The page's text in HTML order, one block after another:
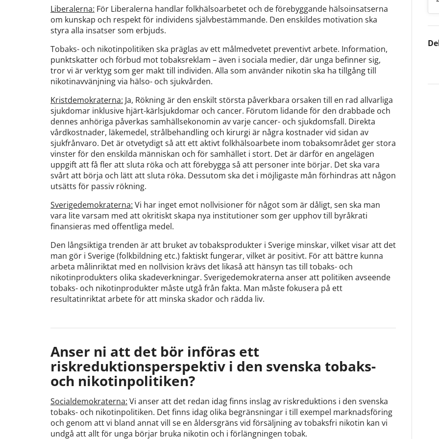
Liberalerna: För Liberalerna handlar folkhälsoarbetet och de förebyggande hälsoinsatserna
om kunskap och respekt för individens självbestämmande. Den enskildes motivation ska
styra alla insatser som erbjuds.
Tobaks- och nikotinpolitiken ska präglas av ett målmedvetet preventivt arbete. Information,
punktskatter och förbud mot tobaksreklam – även i sociala medier, där unga befinner sig,
tror vi är verktyg som ger makt till individen. Alla som använder nikotin ska ha tillgång till
nikotinavvänjning via hälso- och sjukvården.
Kristdemokraterna: Ja, Rökning är den enskilt största påverkbara orsaken till en rad allvarliga
sjukdomar inklusive hjärt-kärlsjukdomar och cancer. Förutom lidande för den drabbade och
dennes anhöriga påverkas samhällsekonomin av varje cancer- och sjukdomsfall. Direkta
vårdkostnader, läkemedel, strålbehandling och kirurgi är några kostnader vid sidan av
sjukfrånvaro. Det är otvetydigt så att ett aktivt folkhälsoarbete inom tobaksområdet ger stora
vinster för den enskilda människan och för samhället i stort. Det är därför en angelägen
uppgift att få fler att sluta röka och att förebygga så att personer inte börjar. Det ska vara
svårt att börja och lätt att sluta röka. Dessutom ska det i möjligaste mån förhindras att någon
utsätts för passiv rökning.
Sverigedemokraterna: Vi har inget emot nollvisioner för något som är dåligt, sen ska man
vara lite varsam med att okritiskt skapa nya institutioner som ger upphov till byråkrati
finansieras med offentliga medel.
Den långsiktiga trenden är att bruket av tobaksprodukter i Sverige minskar, vilket visar att det
man gör i Sverige (folkbildning etc.) faktiskt fungerar, vilket är positivt. För att bättre kunna
arbeta målinriktat med en nollvision krävs det likaså att hänsyn tas till tobaks- och
nikotinprodukters olika skadeverkningar. Sverigedemokraterna anser att politiken avseende
tobaks- och nikotinprodukter måste utgå från fakta. Man måste fokusera på ett
resultatinriktat arbete för att minska skador och rädda liv.
Anser ni att det bör införas ett
riskreduktionsperspektiv i den svenska tobaks-
och nikotinpolitiken?
Socialdemokraterna: Vi anser att det redan idag finns inslag av riskreduktions i den svenska
tobaks- och nikotinpolitiken. Det finns idag olika begränsningar i till exempel marknadsföring
och genom att vi bland annat vill se en åldersgräns vid försäljning av tobaksfri nikotin kan vi
undgå att allt för unga börjar bruka nikotin och i förlängningen tobak.